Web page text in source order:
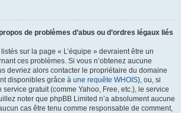
de problèmes d’abus ou d’ordres légaux liés
sur la page « L’équipe » devraient être un
ces problèmes. Si vous n’obtenez aucune
devriez alors contacter le propriétaire du domaine
disponibles grâce à une requête WHOIS), ou, si
gratuit (comme Yahoo, Free, etc.), le service
noter que phpBB Limited n’a absolument aucune
cas être tenu comme responsable de comment,